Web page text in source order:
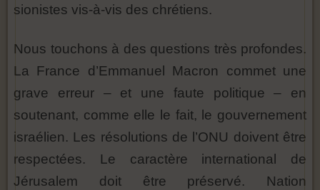
sionistes vis-à-vis des chrétiens.
Nous touchons à des questions très profondes.
La France d’Emmanuel Macron commet une
grave erreur – et une faute politique – en
soutenant, comme elle le fait, le gouvernement
israélien. Les résolutions de l’ONU doivent être
respectées. Le caractère international de
Jérusalem doit être préservé. Nation